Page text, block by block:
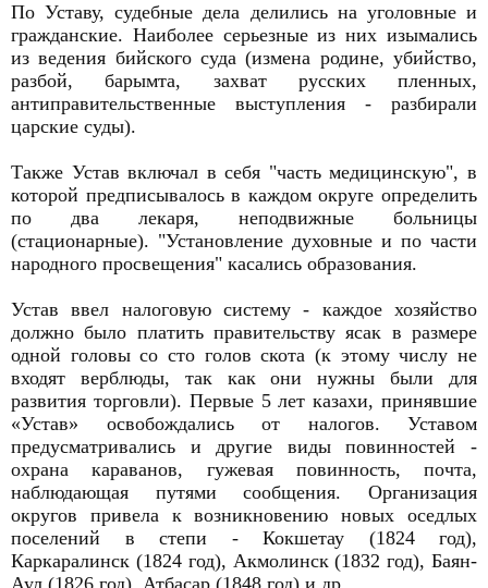
По Уставу, судебные дела делились на уголовные и
гражданские. Наиболее серьезные из них изымались
из ведения бийского суда (измена родине, убийство,
разбой, барымта, захват русских пленных,
антиправительственные выступления - разбирали
царские суды).
Также Устав включал в себя "часть медицинскую", в
которой предписывалось в каждом округе определить
по два лекаря, неподвижные больницы
(стационарные). "Установление духовные и по части
народного просвещения" касались образования.
Устав ввел налоговую систему - каждое хозяйство
должно было платить правительству ясак в размере
одной головы со сто голов скота (к этому числу не
входят верблюды, так как они нужны были для
развития торговли). Первые 5 лет казахи, принявшие
«Устав» освобождались от налогов. Уставом
предусматривались и другие виды повинностей -
охрана караванов, гужевая повинность, почта,
наблюдающая путями сообщения. Организация
округов привела к возникновению новых оседлых
поселений в степи - Кокшетау (1824 год),
Каркаралинск (1824 год), Акмолинск (1832 год), Баян-
Аул (1826 год), Атбасар (1848 год) и др.